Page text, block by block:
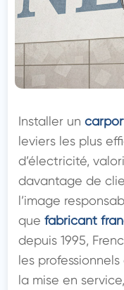
Installer un
leviers les plus
d’électricité,
davantage de
l’image
que fabricant
depuis 1995,
les
la mise en